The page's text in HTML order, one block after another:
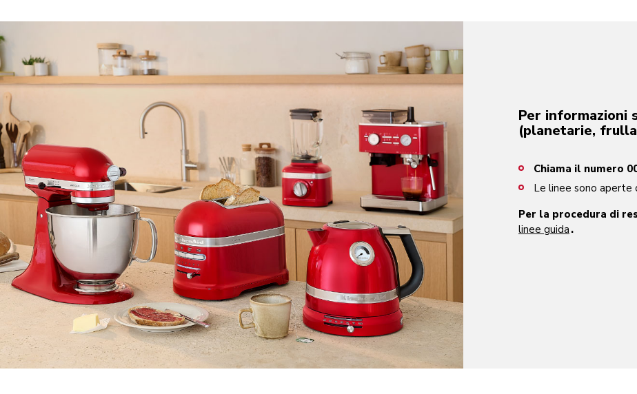
Per informazioni
(planetarie,
Chiama il numero
Le linee sono aperte
Per la procedura di
linee guida .